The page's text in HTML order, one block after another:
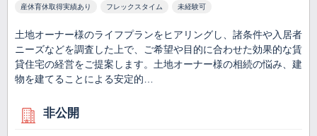
産休育休取得実績あり フレックスタイム 未経験可
土地オーナー様のライフプランをヒアリングし、諸条件や入居者
ニーズなどを調査した上で、ご希望や目的に合わせた効果的な賃
貸住宅の経営をご提案します。土地オーナー様の相続の悩み、建
物を建てることによる安定的…
非公開